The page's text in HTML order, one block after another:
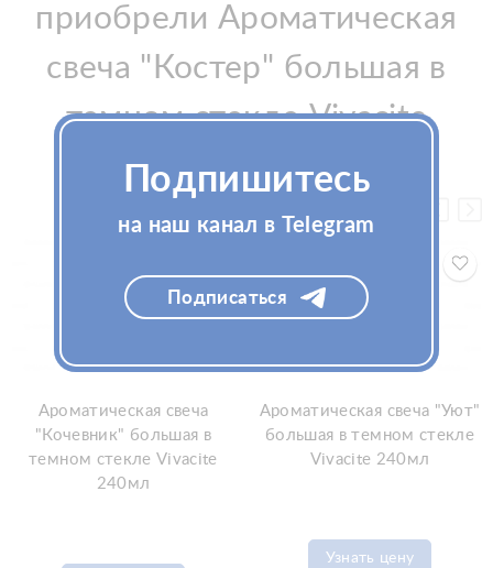
приобрели Ароматическая
свеча "Костер" большая в
темном стекле Vivacite
240мл, также купили
Ароматическая свеча
"Кочевник" большая в
темном стекле Vivacite
240мл
Ароматическая свеча "Уют"
большая в темном стекле
Vivacite 240мл
Узнать цену
Подпишитесь
на наш канал в Telegram
Подписаться